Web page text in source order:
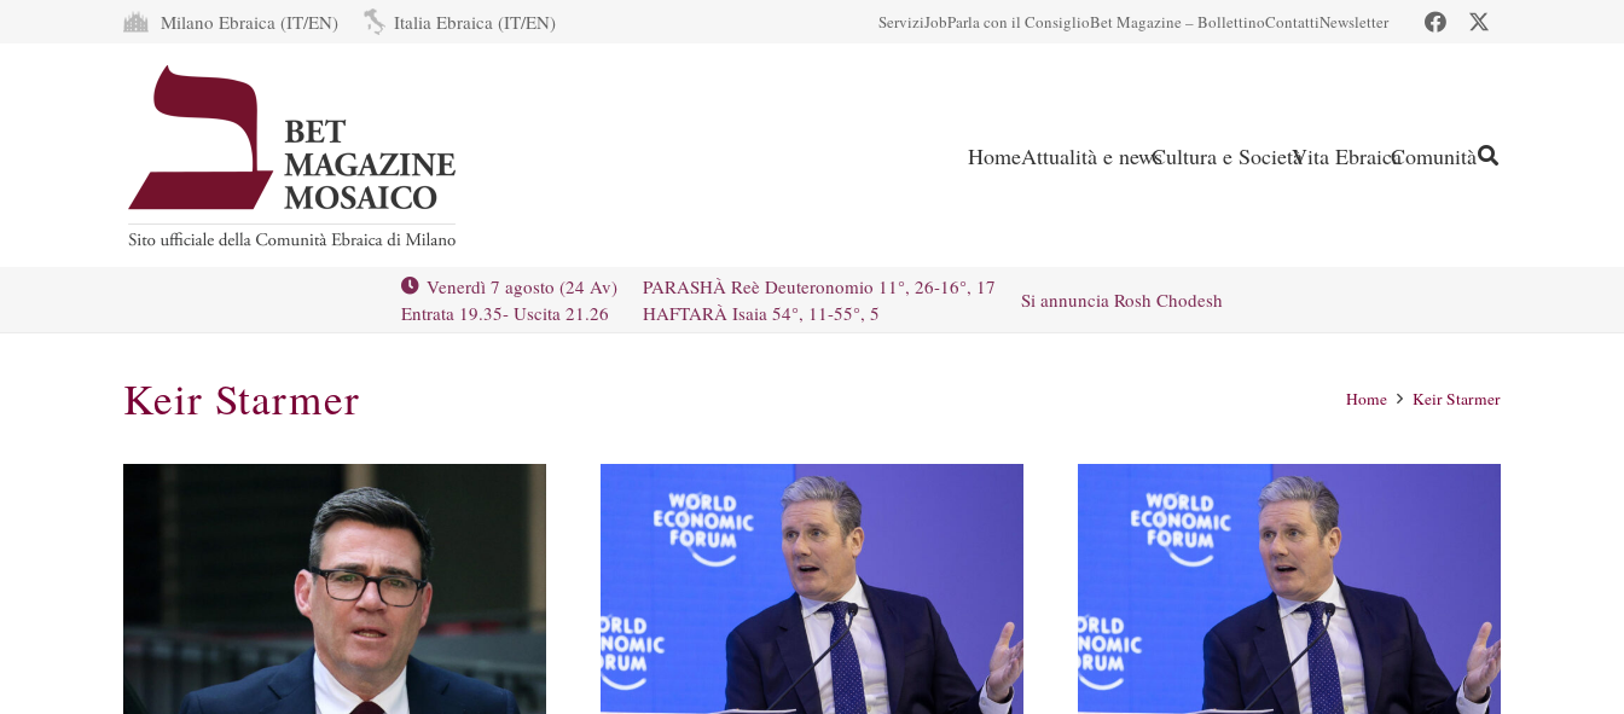
Milano Ebraica (IT/EN) Italia Ebraica (IT/EN) ServiziJobParla con il ConsiglioBet Magazine – BollettinoContattiNewsletter
HomeAttualità e newsCultura e SocietàVita EbraicaComunità
Venerdì 7 agosto (24 Av)
Entrata 19.35- Uscita 21.26
PARASHÀ Reè Deuteronomio 11°, 26-16°, 17
HAFTARÀ Isaia 54°, 11-55°, 5
Si annuncia Rosh Chodesh
Keir Starmer Home Keir Starmer